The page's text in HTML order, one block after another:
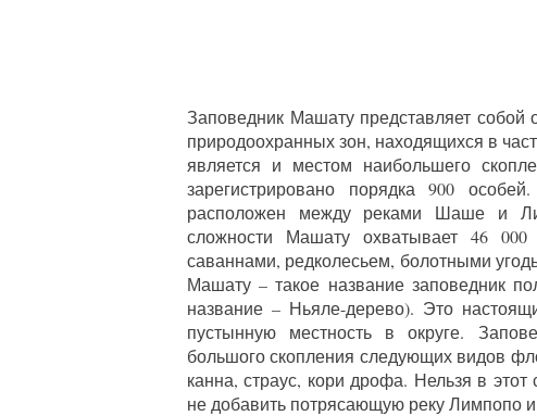
Заповедник Машату представляет
природоохранных зон, находящихся в
является и местом наибольшего
зарегистрировано порядка 900
расположен между реками Шаше и
сложности Машату охватывает 46
саваннами, редколесьем, болотными
Машату – такое название заповедник
название – Ньяле-дерево). Это
пустынную местность в округе.
большого скопления следующих видов
канна, страус, кори дрофа. Нельзя в
не добавить потрясающую реку Лимпопо